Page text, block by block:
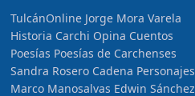
TulcánOnline Jorge Mora Varela
Historia Carchi Opina Cuentos
Poesías Poesías de Carchenses
Sandra Rosero Cadena Personajes
Marco Manosalvas Edwin Sánchez